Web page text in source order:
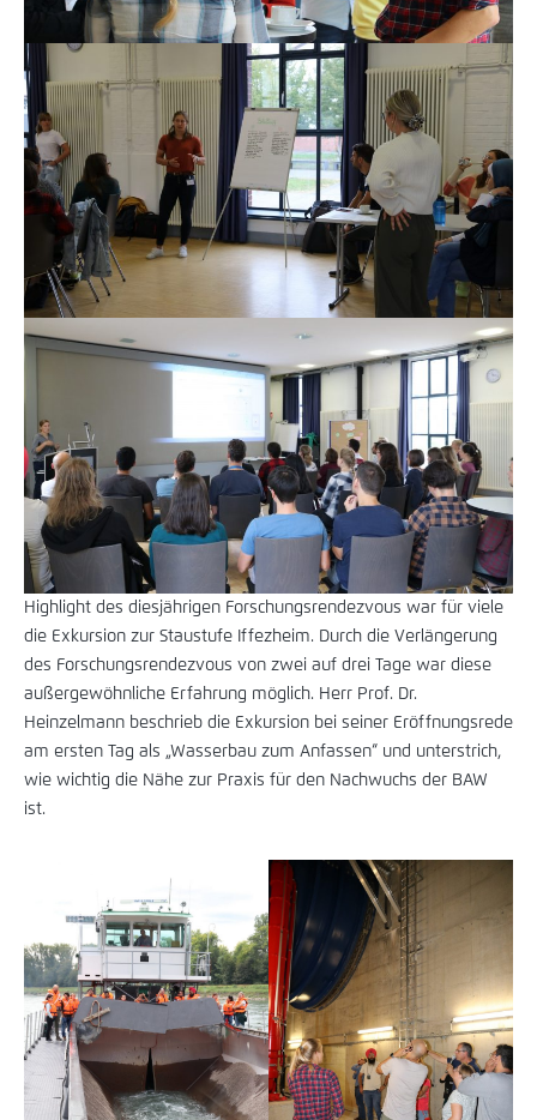
Highlight des diesjährigen Forschungsrendezvous war für viele
die Exkursion zur Staustufe Iffezheim. Durch die Verlängerung
des Forschungsrendezvous von zwei auf drei Tage war diese
außergewöhnliche Erfahrung möglich. Herr Prof. Dr.
Heinzelmann beschrieb die Exkursion bei seiner Eröffnungsrede
am ersten Tag als „Wasserbau zum Anfassen“ und unterstrich,
wie wichtig die Nähe zur Praxis für den Nachwuchs der BAW
ist.